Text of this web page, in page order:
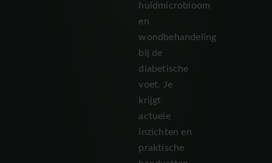
huidmicrobioom
en
wondbehandeling
bij de
diabetische
voet. Je
krijgt
actuele
inzichten en
praktische